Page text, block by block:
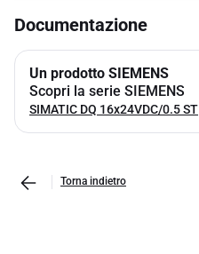
Documentazione
Un prodotto SIEMENS
Scopri la serie SIEMENS
SIMATIC DQ 16x24VDC/0.5 ST
Torna indietro